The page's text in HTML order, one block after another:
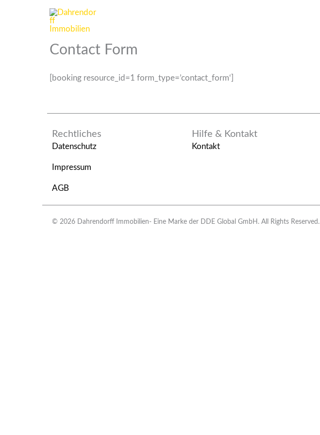
Contact Form
[booking resource_id=1 form_type=’contact_form‘]
Rechtliches
Datenschutz
Impressum
AGB
Hilfe & Kontakt
Kontakt
© 2026 Dahrendorff Immobilien- Eine Marke der DDE Global GmbH. All Rights Reserved.